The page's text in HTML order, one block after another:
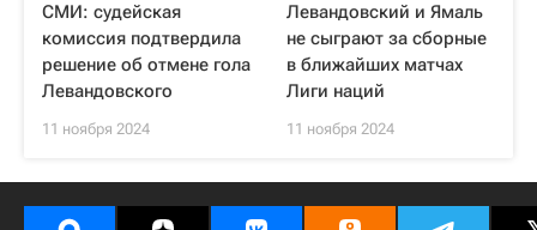
СМИ: судейская
комиссия подтвердила
решение об отмене гола
Левандовского
11 ноября 2024
Левандовский и Ямаль
не сыграют за сборные
в ближайших матчах
Лиги наций
11 ноября 2024